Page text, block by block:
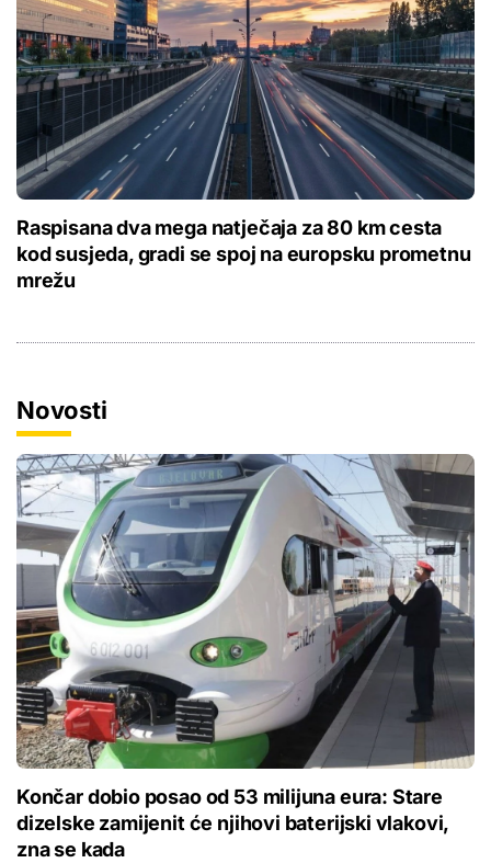
Raspisana dva mega natječaja za 80 km cesta
kod susjeda, gradi se spoj na europsku prometnu
mrežu
Novosti
Končar dobio posao od 53 milijuna eura: Stare
dizelske zamijenit će njihovi baterijski vlakovi,
zna se kada